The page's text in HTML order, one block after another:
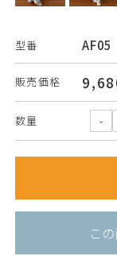
型番 AF05
販売価格
数量
こ